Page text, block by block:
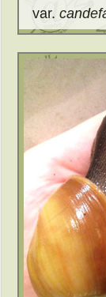
var.